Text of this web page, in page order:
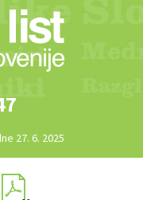
27. 6. 2025